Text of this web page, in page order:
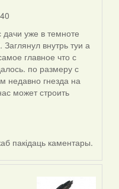
уже в темноте
Заглянул внутрь туи а
главное что с
по размеру с
недавно гнезда на
может строить
пакідаць каментары.